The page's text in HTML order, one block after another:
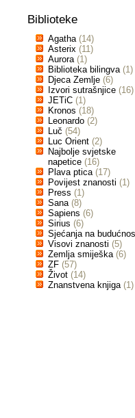
Biblioteke
Agatha (14)
Asterix (11)
Aurora (1)
Biblioteka bilingva (1)
Djeca Zemlje (6)
Izvori sutrašnjice (16)
JETiC (1)
Kronos (18)
Leonardo (2)
Luč (54)
Luc Orient (2)
Najbolje svjetske
napetice (16)
Plava ptica (17)
Povijest znanosti (1)
Press (1)
Sana (8)
Sapiens (6)
Sirius (6)
Sjećanja na
Visovi znanosti (5)
Zemlja smiješka (6)
ZF (57)
Život (14)
Znanstvena knjiga (1)